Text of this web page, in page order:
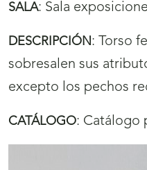
SALA: Sala
DESCRIPCIÓN: Torso
sobresalen sus
excepto los pechos
CATÁLOGO: Catálogo